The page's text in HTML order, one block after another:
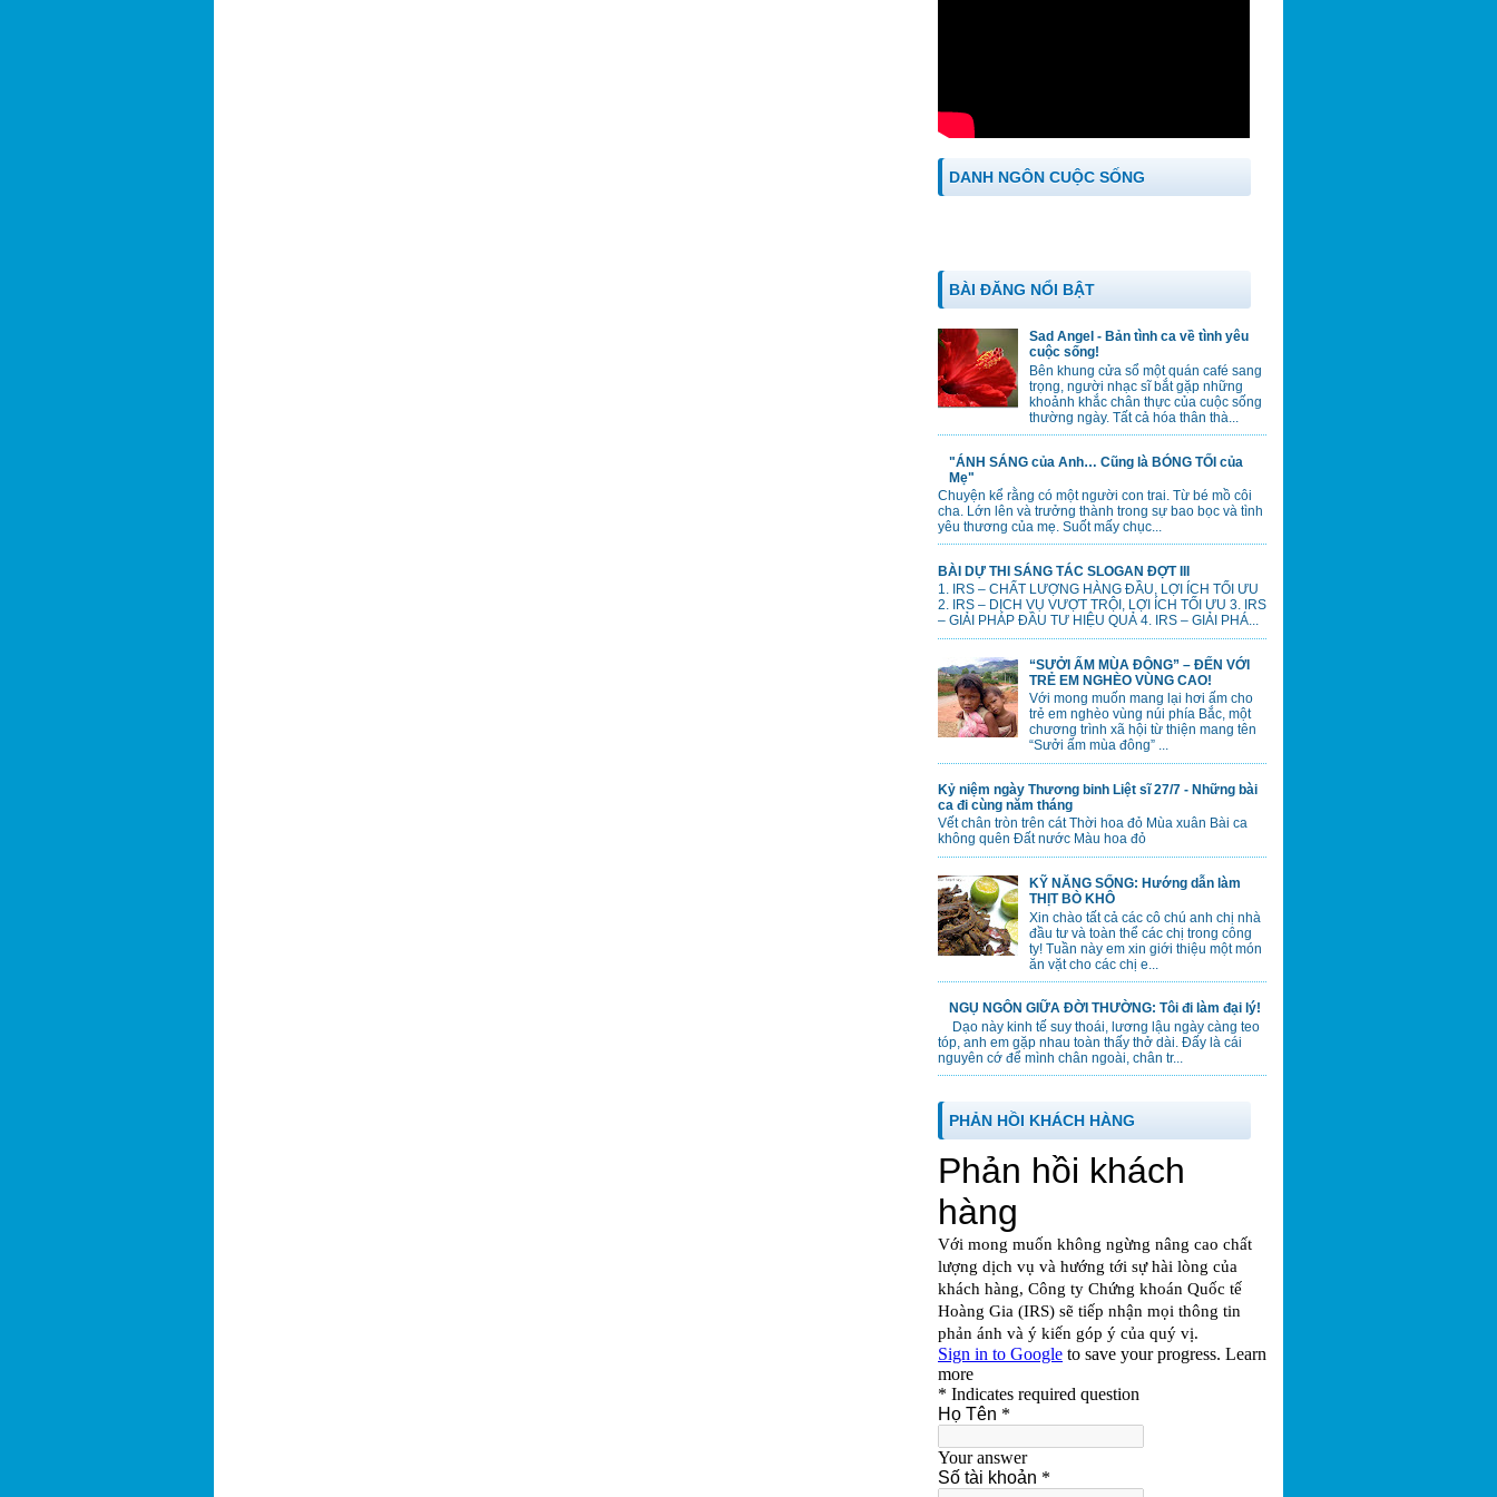
DANH NGÔN CUỘC SỐNG
BÀI ĐĂNG NỔI BẬT
Sad Angel - Bản tình ca về tình yêu
cuộc sống!
Bên khung cửa sổ một quán café sang
trọng, người nhạc sĩ bắt gặp những
khoảnh khắc chân thực của cuộc sống
thường ngày. Tất cả hóa thân thà...
"ÁNH SÁNG của Anh… Cũng là BÓNG TỐI của
Mẹ"
Chuyện kể rằng có một người con trai. Từ bé mồ côi
cha. Lớn lên và trưởng thành trong sự bao bọc và tình
yêu thương của mẹ. Suốt mấy chục...
BÀI DỰ THI SÁNG TÁC SLOGAN ĐỢT III
1. IRS – CHẤT LƯỢNG HÀNG ĐẦU, LỢI ÍCH TỐI ƯU
2. IRS – DỊCH VỤ VƯỢT TRỘI, LỢI ÍCH TỐI ƯU 3. IRS
– GIẢI PHÁP ĐẦU TƯ HIỆU QUẢ 4. IRS – GIẢI PHÁ...
“SƯỞI ẤM MÙA ĐÔNG” – ĐẾN VỚI
TRẺ EM NGHÈO VÙNG CAO!
Với mong muốn mang lại hơi ấm cho
trẻ em nghèo vùng núi phía Bắc, một
chương trình xã hội từ thiện mang tên
“Sưởi ấm mùa đông” ...
Kỷ niệm ngày Thương binh Liệt sĩ 27/7 - Những bài
ca đi cùng năm tháng
Vết chân tròn trên cát Thời hoa đỏ Mùa xuân Bài ca
không quên Đất nước Màu hoa đỏ
KỸ NĂNG SỐNG: Hướng dẫn làm
THỊT BÒ KHÔ
Xin chào tất cả các cô chú anh chị nhà
đầu tư và toàn thể các chị trong công
ty! Tuần này em xin giới thiệu một món
ăn vặt cho các chị e...
NGỤ NGÔN GIỮA ĐỜI THƯỜNG: Tôi đi làm đại lý!
Dạo này kinh tế suy thoái, lương lậu ngày càng teo
tóp, anh em gặp nhau toàn thấy thở dài. Đấy là cái
nguyên cớ để mình chân ngoài, chân tr...
PHẢN HỒI KHÁCH HÀNG